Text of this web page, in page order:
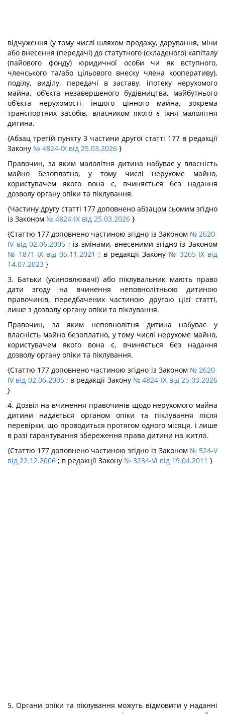
відчуження (у тому числі шляхом продажу, дарування, міни
або внесення (передачі) до статутного (складеного) капіталу
(пайового фонду) юридичної особи чи як вступного,
членського та/або цільового внеску члена кооперативу),
поділу, виділу, передачі в заставу, іпотеку нерухомого
майна, об’єкта незавершеного будівництва, майбутнього
об’єкта нерухомості, іншого цінного майна, зокрема
транспортних засобів, власником якого є їхня малолітня
дитина.
{Абзац третій пункту 3 частини другої статті 177 в редакції
Закону № 4824-IX від 25.03.2026 }
Правочин, за яким малолітня дитина набуває у власність
майно безоплатно, у тому числі нерухоме майно,
користувачем якого вона є, вчиняється без надання
дозволу органу опіки та піклування.
{Частину другу статті 177 доповнено абзацом сьомим згідно
із Законом № 4824-IX від 25.03.2026 }
{Статтю 177 доповнено частиною згідно із Законом № 2620-
IV від 02.06.2005 ; із змінами, внесеними згідно із Законом
№ 1871-IX від 05.11.2021 ; в редакції Закону № 3265-IX від
14.07.2023 }
3. Батьки (усиновлювачі) або піклувальник мають право
дати згоду на вчинення неповнолітньою дитиною
правочинів, передбачених частиною другою цієї статті,
лише з дозволу органу опіки та піклування.
Правочин, за яким неповнолітня дитина набуває у
власність майно безоплатно, у тому числі нерухоме майно,
користувачем якого вона є, вчиняється без надання
дозволу органу опіки та піклування.
{Статтю 177 доповнено частиною згідно із Законом № 2620-
IV від 02.06.2005; в редакції Закону № 4824-IX від 25.03.2026
}
4. Дозвіл на вчинення правочинів щодо нерухомого майна
дитини надається органом опіки та піклування після
перевірки, що проводиться протягом одного місяця, і лише
в разі гарантування збереження права дитини на житло.
{Статтю 177 доповнено частиною згідно із Законом № 524-V
від 22.12.2006 ; в редакції Закону № 3234-VI від 19.04.2011 }
5. Органи опіки та піклування можуть відмовити у наданні